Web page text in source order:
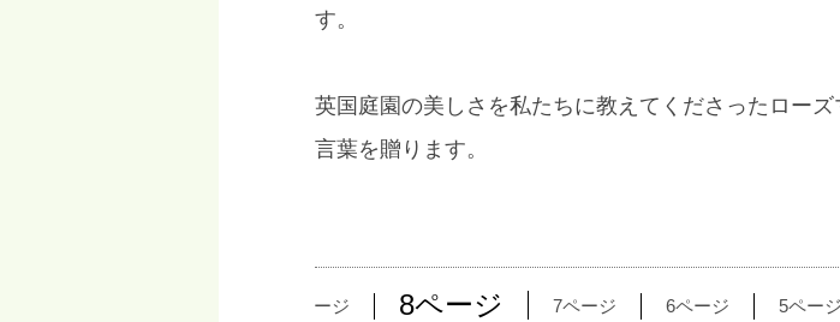
す。
英国庭園の美しさを私たちに教えてくださったロー
言葉を贈ります。
9ページ 8ページ 7ページ 6ページ 5ページ